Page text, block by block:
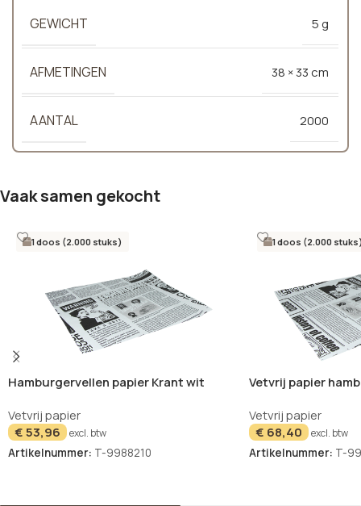
GEWICHT 5 g
AFMETINGEN 38 × 33 cm
AANTAL 2000
Vaak samen gekocht
1 doos (2.000 stuks)
Hamburgervellen papier Krant wit
Vetvrij papier
€53,96 excl. btw
Artikelnummer: T-9988210
1 doos (2.000
Vetvrij papier
Vetvrij papier
€ 68,40 excl. btw
Artikelnummer: T-